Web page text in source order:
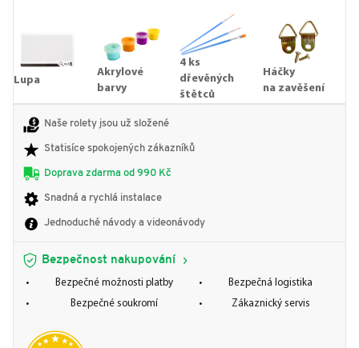
Lupa
Akrylové
barvy
4 ks
dřevěných
štětců
Háčky
na zavěšení
Naše rolety jsou už složené
Statisíce spokojených zákazníků
Doprava zdarma od 990 Kč
Snadná a rychlá instalace
Jednoduché návody a videonávody
Bezpečnost nakupování
Bezpečné možnosti platby
Bezpečná logistika
Bezpečné soukromí
Zákaznický servis